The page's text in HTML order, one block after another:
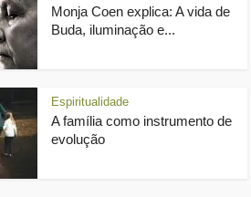
Monja Coen explica: A vida de
Buda, iluminação e...
Espiritualidade
A família como instrumento de
evolução